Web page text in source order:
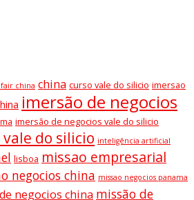
china china curso vale do silicio imersao
imersão de negocios
imersão de negocios vale do silicio
do silicio inteligência artificial
lisboa missao empresarial
negocios china missao negocios panama
negocios china missão de